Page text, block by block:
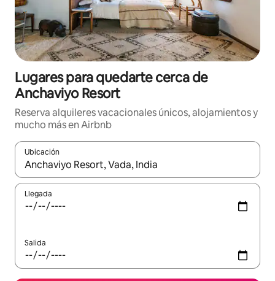
Lugares para quedarte cerca de
Anchaviyo Resort
Reserva alquileres vacacionales únicos, alojamientos y
mucho más en Airbnb
Ubicación
Cuando los resultados estén disponibles, navega con las
Llegada
Salida